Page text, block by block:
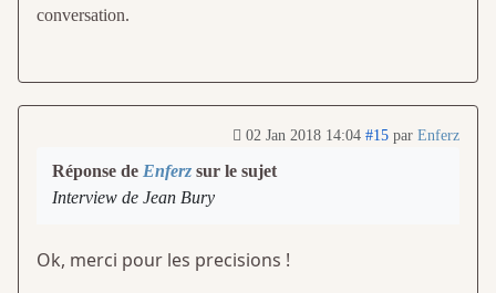
conversation.
02 Jan 2018 14:04 #15 par Enferz
Réponse de Enferz sur le sujet
Interview de Jean Bury
Ok, merci pour les precisions !